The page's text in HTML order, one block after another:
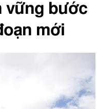
vững bước
mới